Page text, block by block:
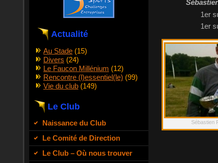
Actualité
Au Stade (15)
Divers (24)
Le Faucon Millénium (12)
Rencontre (l)essentiel(le) (99)
Vie du club (149)
Le Club
Naissance du Club
Le Comité de Direction
Le Club – Où nous trouver
1er
1er
Sébastien